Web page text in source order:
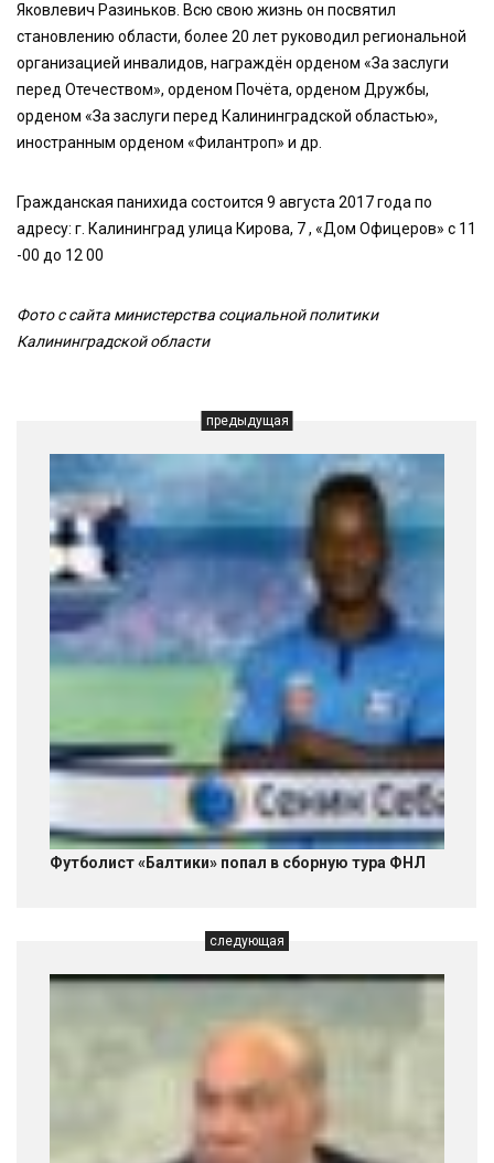
Яковлевич Разиньков. Всю свою жизнь он посвятил
становлению области, более 20 лет руководил региональной
организацией инвалидов, награждён орденом «За заслуги
перед Отечеством», орденом Почёта, орденом Дружбы,
орденом «За заслуги перед Калининградской областью»,
иностранным орденом «Филантроп» и др.
Гражданская панихида состоится 9 августа 2017 года по
адресу: г. Калининград улица Кирова, 7 , «Дом Офицеров» с 11
-00 до 12 00
Фото с сайта министерства социальной политики
Калининградской области
предыдущая
Футболист «Балтики» попал в сборную тура ФНЛ
следующая